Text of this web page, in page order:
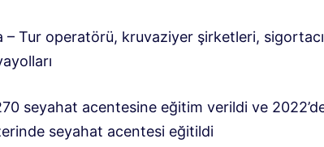
– Tur operatörü, kruvaziyer şirketleri,
seyahat acentesine eğitim verildi ve
seyahat acentesi eğitildi